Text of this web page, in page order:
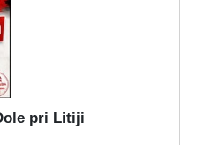
pri Litiji